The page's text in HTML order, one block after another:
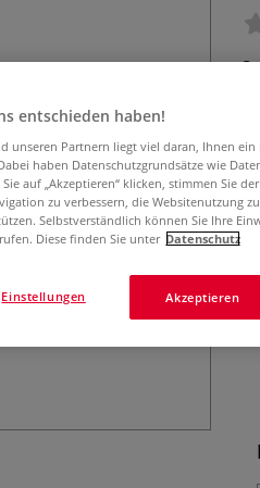
entschieden haben!
unseren Partnern liegt viel daran, Ihnen
haben Datenschutzgrundsätze wie
auf „Akzeptieren“ klicken, stimmen Sie
zu verbessern, die Websitenutzung
Selbstverständlich können Sie Ihre
Diese finden Sie unter Datenschutz
Akzeptieren
Einstellungen